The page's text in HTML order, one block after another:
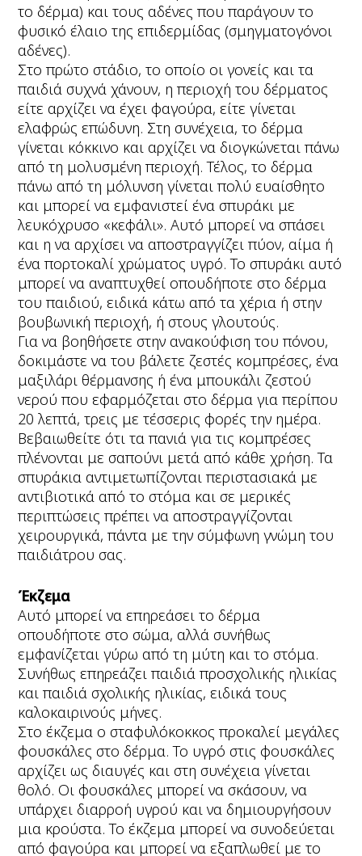
το δέρμα) και τους αδένες που παράγουν το
φυσικό έλαιο της επιδερμίδας (σμηγματογόνοι
αδένες).
Στο πρώτο στάδιο, το οποίο οι γονείς και τα
παιδιά συχνά χάνουν, η περιοχή του δέρματος
είτε αρχίζει να έχει φαγούρα, είτε γίνεται
ελαφρώς επώδυνη. Στη συνέχεια, το δέρμα
γίνεται κόκκινο και αρχίζει να διογκώνεται πάνω
από τη μολυσμένη περιοχή. Τέλος, το δέρμα
πάνω από τη μόλυνση γίνεται πολύ ευαίσθητο
και μπορεί να εμφανιστεί ένα σπυράκι με
λευκόχρυσο «κεφάλι». Αυτό μπορεί να σπάσει
και η να αρχίσει να αποστραγγίζει πύον, αίμα ή
ένα πορτοκαλί χρώματος υγρό. Το σπυράκι αυτό
μπορεί να αναπτυχθεί οπουδήποτε στο δέρμα
του παιδιού, ειδικά κάτω από τα χέρια ή στην
βουβωνική περιοχή, ή στους γλουτούς.
Για να βοηθήσετε στην ανακούφιση του πόνου,
δοκιμάστε να του βάλετε ζεστές κομπρέσες, ένα
μαξιλάρι θέρμανσης ή ένα μπουκάλι ζεστού
νερού που εφαρμόζεται στο δέρμα για περίπου
20 λεπτά, τρεις με τέσσερις φορές την ημέρα.
Βεβαιωθείτε ότι τα πανιά για τις κομπρέσες
πλένονται με σαπούνι μετά από κάθε χρήση. Τα
σπυράκια αντιμετωπίζονται περιστασιακά με
αντιβιοτικά από το στόμα και σε μερικές
περιπτώσεις πρέπει να αποστραγγίζονται
χειρουργικά, πάντα με την σύμφωνη γνώμη του
παιδιάτρου σας.
Έκζεμα
Αυτό μπορεί να επηρεάσει το δέρμα
οπουδήποτε στο σώμα, αλλά συνήθως
εμφανίζεται γύρω από τη μύτη και το στόμα.
Συνήθως επηρεάζει παιδιά προσχολικής ηλικίας
και παιδιά σχολικής ηλικίας, ειδικά τους
καλοκαιρινούς μήνες.
Στο έκζεμα ο σταφυλόκοκκος προκαλεί μεγάλες
φουσκάλες στο δέρμα. Το υγρό στις φουσκάλες
αρχίζει ως διαυγές και στη συνέχεια γίνεται
θολό. Οι φουσκάλες μπορεί να σκάσουν, να
υπάρχει διαρροή υγρού και να δημιουργήσουν
μια κρούστα. Το έκζεμα μπορεί να συνοδεύεται
από φαγούρα και μπορεί να εξαπλωθεί με το